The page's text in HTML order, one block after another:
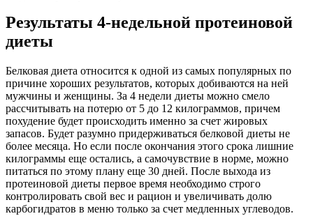
Результаты 4-недельной протеиновой
диеты
Белковая диета относится к одной из самых популярных по
причине хороших результатов, которых добиваются на ней
мужчины и женщины. За 4 недели диеты можно смело
рассчитывать на потерю от 5 до 12 килограммов, причем
похудение будет происходить именно за счет жировых
запасов. Будет разумно придерживаться белковой диеты не
более месяца. Но если после окончания этого срока лишние
килограммы еще остались, а самочувствие в норме, можно
питаться по этому плану еще 30 дней. После выхода из
протеиновой диеты первое время необходимо строго
контролировать свой вес и рацион и увеличивать долю
карбогидратов в меню только за счет медленных углеводов.